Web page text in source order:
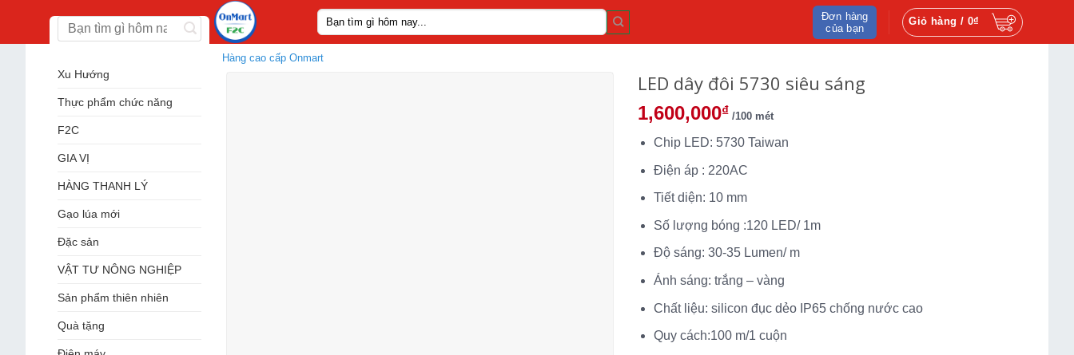
Tìm
kiếm:
Đơn hàng
của bạn
Giỏ hàng / 0₫
Xu Hướng
Thực phẩm chức năng
F2C
GIA VỊ
HÀNG THANH LÝ
Gạo lúa mới
Đặc sản
VẬT TƯ NÔNG NGHIỆP
Sản phẩm thiên nhiên
Quà tặng
Hàng cao cấp Onmart
LED dây đôi 5730 siêu sáng
1,600,000₫/100 mét
Chip LED: 5730 Taiwan
Điện áp : 220AC
Tiết diện: 10 mm
Số lượng bóng :120 LED/ 1m
Độ sáng: 30-35 Lumen/ m
Ánh sáng: trắng – vàng
Chất liệu: silicon đục dẻo IP65 chống nước cao
Quy cách:100 m/1 cuộn